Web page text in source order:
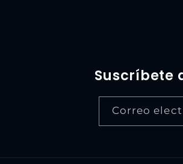
Suscríbete
Correo